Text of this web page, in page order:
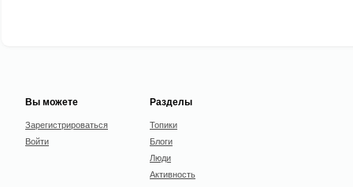
Вы можете
Зарегистрироваться
Войти
Разделы
Топики
Блоги
Люди
Активность